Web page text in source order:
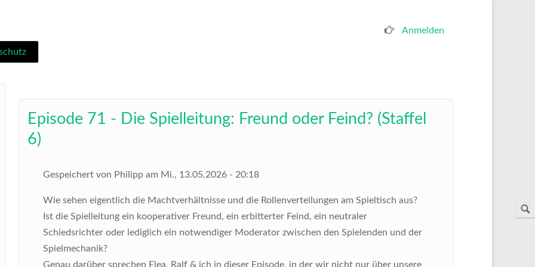
Benutzermenü
Anmelden
Episode 71 - Die Spielleitung: Freund oder Feind? (Staffel
6)
Gespeichert von Philipp am Mi., 13.05.2026 - 20:18
Wie sehen eigentlich die Machtverhältnisse und die Rollenverteilungen am Spieltisch aus?
Ist die Spielleitung ein kooperativer Freund, ein erbitterter Feind, ein neutraler
Schiedsrichter oder lediglich ein notwendiger Moderator zwischen den Spielenden und der
Spielmechanik?
Genau darüber sprechen Elea, Ralf & ich in dieser Episode, in der wir nicht nur über unsere